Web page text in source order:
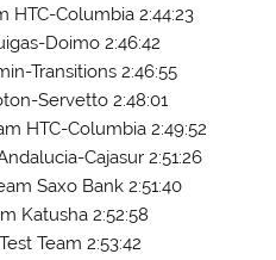
HTC-Columbia 2:44:23
Doimo 2:46:42
Transitions 2:46:55
Servetto 2:48:01
HTC-Columbia 2:49:52
Cajasur 2:51:26
Saxo Bank 2:51:40
Katusha 2:52:58
Team 2:53:42